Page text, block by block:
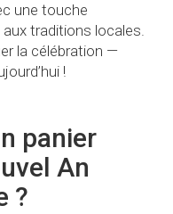
une touche
traditions locales.
la célébration —
!
panier
An
?